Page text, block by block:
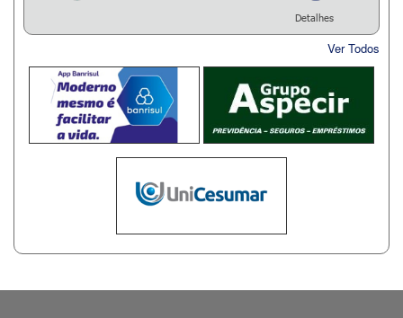
Detalhes
Ver Todos